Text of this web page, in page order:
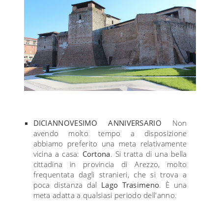
DICIANNOVESIMO ANNIVERSARIO Non
avendo molto tempo a disposizione
abbiamo preferito una meta relativamente
vicina a casa: Cortona. Si tratta di una bella
cittadina in provincia di Arezzo, molto
frequentata dagli stranieri, che si trova a
poca distanza dal Lago Trasimeno. È una
meta adatta a qualsiasi periodo dell'anno.